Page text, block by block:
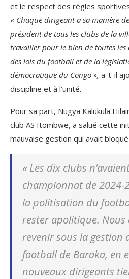
et le respect des règles
« Chaque dirigeant a sa manière
président de tous les clubs de la
travailler pour le bien de toutes les
des lois du football et de la
démocratique du Congo », a-t-il
discipline et à l’unité.
Pour sa part, Nugya Kalukula
club AS Itombwe, a salué cette
mauvaise gestion qui avait
« Les dix clubs
championnat de 2024-
la politisation du
rester apolitique. Nous
revenir sous la gestion
football de Baraka, en
nouveaux dirigeants